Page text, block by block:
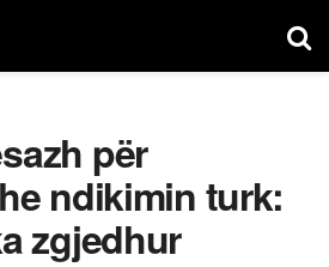
për
ndikimin turk:
zgjedhur